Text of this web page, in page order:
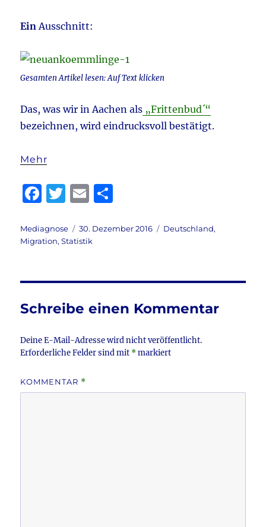
EinAusschnitt:
Gesamten Artikel lesen: Auf Text klicken
Das, was wir in Aachen als „Frittenbud´“
bezeichnen, wird eindrucksvoll bestätigt.
Mehr
F
c
e
o
o
T
it
te
E
ai
l
le
Autor
Mediagnose
Veröffentlicht
am
30. Dezember 2016 Kategorien
Deutschland,
Migration,Statistik
Schreibe einen Kommentar
Deine E-Mail-Adresse wird nicht veröffentlicht.
Erforderliche Felder sind mit *markiert
KOMMENTAR *